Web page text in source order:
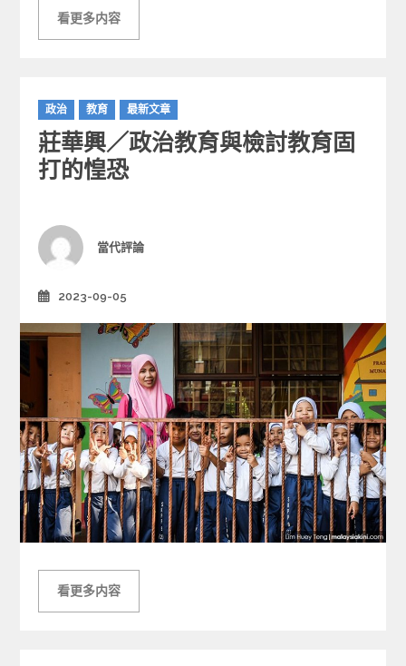
看更多内容
C
a
t
e
g
i
e
政治 教育 最新文章
莊華興／政治教育與檢討教育固
打的惶恐
Author
當代評論
2023-09-05
看更多内容